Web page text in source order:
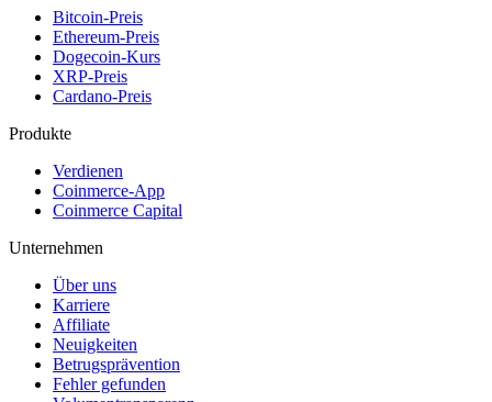
Bitcoin-Preis
Ethereum-Preis
Dogecoin-Kurs
XRP-Preis
Cardano-Preis
Produkte
Verdienen
Coinmerce-App
Coinmerce Capital
Unternehmen
Über uns
Karriere
Affiliate
Neuigkeiten
Betrugsprävention
Fehler gefunden